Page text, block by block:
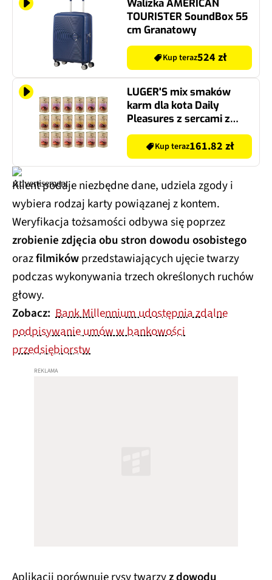
Walizka AMERICAN
TOURISTER SoundBox 55
cm Granatowy
Kup teraz524 zł
LUGER'S mix smaków
karm dla kota Daily
Pleasures z sercami z
kaczki, z łososiem i
tuńczykiem, wołowina z
krewetkami 18 x 400 g
Kup teraz161.82 zł
Klient podaje niezbędne dane, udziela zgody i
wybiera rodzaj karty powiązanej z kontem.
Weryfikacja tożsamości odbywa się poprzez
zrobienie zdjęcia obu stron dowodu osobistego
orazfilmikówprzedstawiających ujęcie twarzy
podczas wykonywania trzech określonych ruchów
głowy.
Zobacz: Bank Millennium udostępnia zdalne
podpisywanie umów w bankowości
przedsiębiorstw